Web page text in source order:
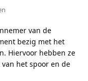
van de
bezig met het
Hiervoor hebben ze
het spoor en de